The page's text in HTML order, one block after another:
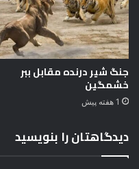
جنگ شیر درنده مقابل ببر
خشمگین
1 هفته پیش
دیدگاهتان را بنویسید